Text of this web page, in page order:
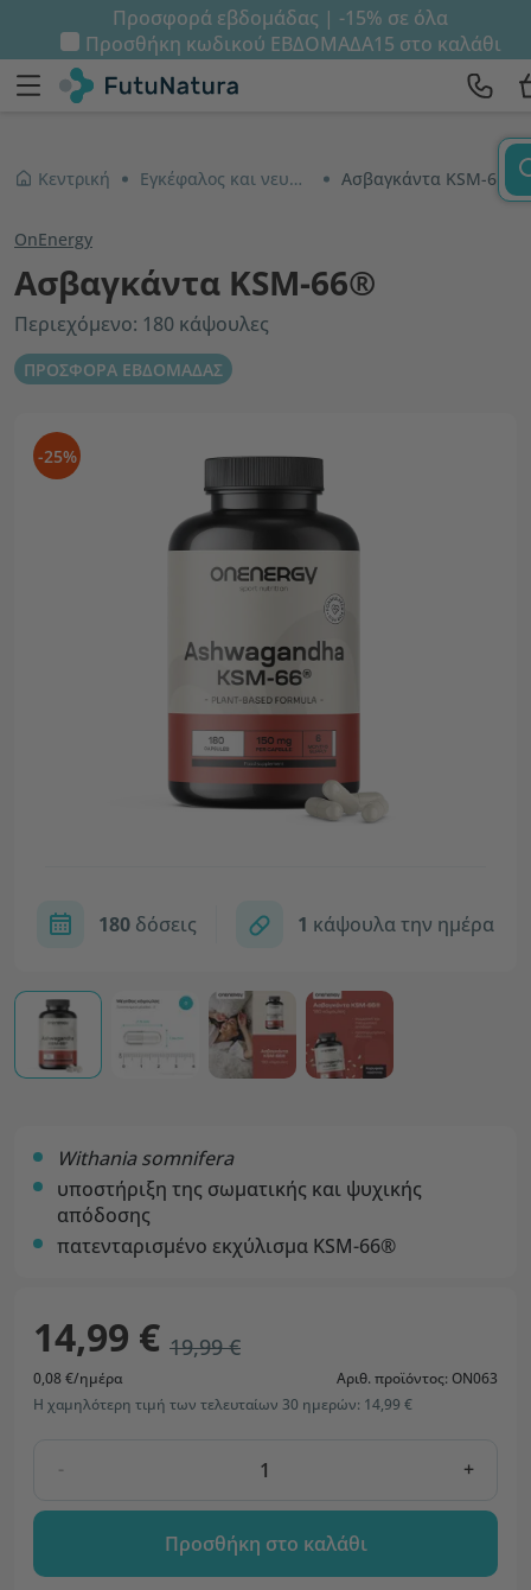
Προσφορά εβδομάδας | -15% σε όλα
Προσθήκη κωδικού ΕΒΔΟΜΑΔΑ15 στο καλάθι
Κεντρική Εγκέφαλος και νευρικό σύστημα
OnEnergy
Ασβαγκάντα KSM-66®
Περιεχόμενο: 180 κάψουλες
ΠΡΟΣΦΟΡΑ ΕΒΔΟΜΑΔΑΣ
-25%
180 δόσεις 1 κάψουλα την ημέρα
Withania somnifera
υποστήριξη της σωματικής και ψυχικής
απόδοσης
πατενταρισμένο εκχύλισμα KSM-66®
14,99 € 19,99 €
0,08 €/ημέρα
Αριθ. προϊόντος: ON063
Η χαμηλότερη τιμή των τελευταίων 30 ημερών: 14,99 €
- +
Προσθήκη στο καλάθι